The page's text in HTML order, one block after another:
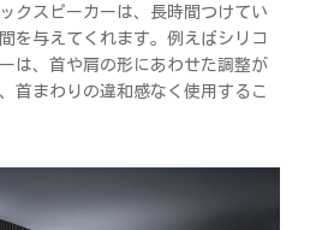
クスピーカーは、長時間つけてい
を与えてくれます。例えばシリコ
は、首や肩の形にあわせた調整が
首まわりの違和感なく使用するこ